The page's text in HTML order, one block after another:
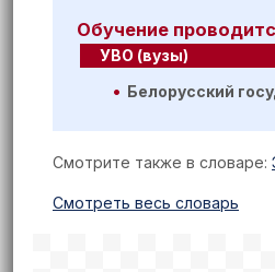
Обучение
УВО (вузы)
Белорусский
Смотрите также в словаре:
Cмотреть весь словарь